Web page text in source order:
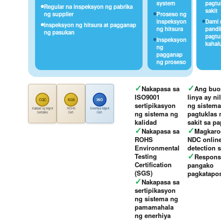
Regular na inspeksyon ng pabrika
ng supplier
Inspeksyon ng hitsura at pagganap
ng pasukan
system
Proseso ng
inspeksyon
ng hitsura
Inspeksyon
ng
pagganap
ng proseso
sakit
Dami
CQC
Kalidad ng Mgmt
Sertipiko
SGS
ROHS
Cert.
ISO
Enerhiya Mgmt
Cert.
✓Nakapasa sa
ISO9001
sertipikasyon
ng sistema ng
kalidad
✓Nakapasa sa
ROHS
Environmental
Testing
Certification
(SGS)
✓Nakapasa sa
sertipikasyon
ng sistema ng
pamamahala
ng enerhiya
✓Ang
linya ay
ng
pagtuklas
sakit sa
✓
NDC
detection
✓
pangako